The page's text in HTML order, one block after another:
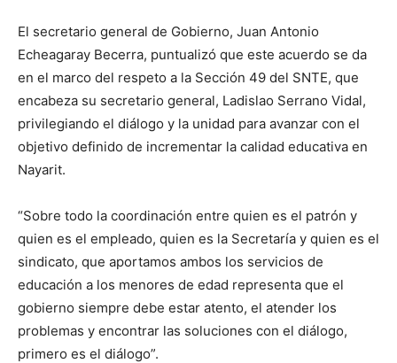
El secretario general de Gobierno, Juan Antonio
Echeagaray Becerra, puntualizó que este acuerdo se da
en el marco del respeto a la Sección 49 del SNTE, que
encabeza su secretario general, Ladislao Serrano Vidal,
privilegiando el diálogo y la unidad para avanzar con el
objetivo definido de incrementar la calidad educativa en
Nayarit.
“Sobre todo la coordinación entre quien es el patrón y
quien es el empleado, quien es la Secretaría y quien es el
sindicato, que aportamos ambos los servicios de
educación a los menores de edad representa que el
gobierno siempre debe estar atento, el atender los
problemas y encontrar las soluciones con el diálogo,
primero es el diálogo”.